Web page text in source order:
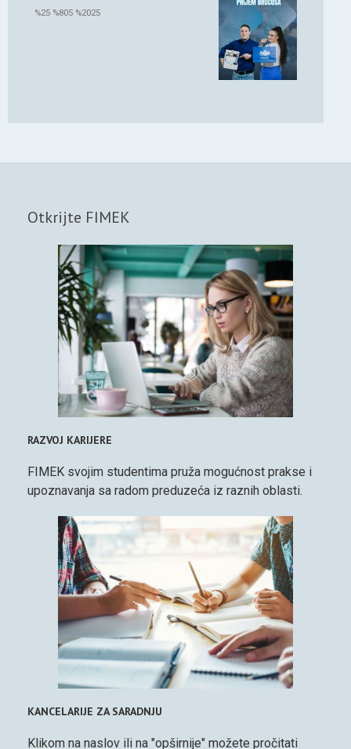
%25 %805 %2025
Otkrijte FIMEK
RAZVOJ KARIJERE
FIMEK svojim studentima pruža mogućnost prakse i
upoznavanja sa radom preduzeća iz raznih oblasti.
KANCELARIJE ZA SARADNJU
Klikom na naslov ili na "opširnije" možete pročitati